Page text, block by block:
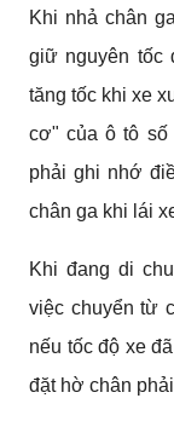
Khi nhả chân
giữ nguyên tốc
tăng tốc khi xe
cơ" của ô tô số
phải ghi nhớ
chân ga khi lái
Khi đang di
việc chuyển từ
nếu tốc độ xe
đặt hờ chân